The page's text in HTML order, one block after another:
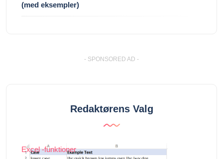
(med eksempler)
- SPONSORED AD -
Redaktørens Valg
Excel -funktioner